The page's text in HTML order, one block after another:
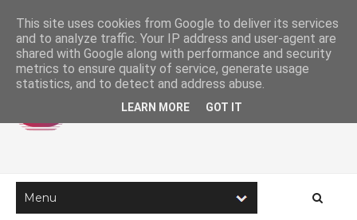
This site uses cookies from Google to deliver its services
and to analyze traffic. Your IP address and user-agent are
shared with Google along with performance and security
metrics to ensure quality of service, generate usage
statistics, and to detect and address abuse.
LEARN MORE GOT IT